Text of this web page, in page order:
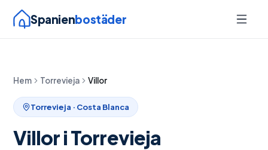
Spanienbostäder
Hem Torrevieja Villor
Torrevieja · Costa Blanca
VilloriTorrevieja